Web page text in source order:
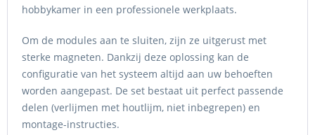
hobbykamer in een professionele werkplaats.
Om de modules aan te sluiten, zijn ze uitgerust met
sterke magneten. Dankzij deze oplossing kan de
configuratie van het systeem altijd aan uw behoeften
worden aangepast. De set bestaat uit perfect passende
delen (verlijmen met houtlijm, niet inbegrepen) en
montage-instructies.